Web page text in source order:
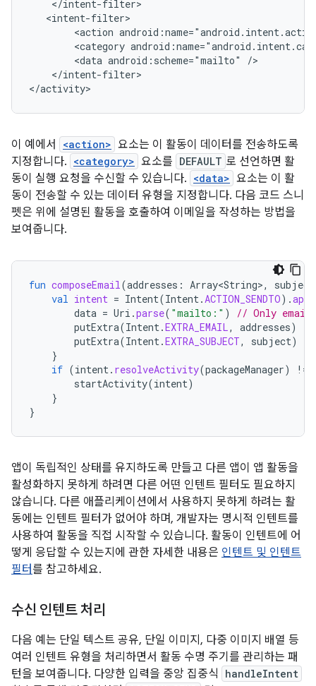
<action
<category
<data android:scheme="mailto"
</intent-filter>
이 예에서 <action> 요소는 이 활동이 데이터를 전송하도록
지정합니다. <category> 요소를 DEFAULT 로 선언하면 활
동이 실행 요청을 수신할 수 있습니다. <data> 요소는 이 활
동이 전송할 수 있는 데이터 유형을 지정합니다. 다음 코드 스니
펫은 위에 설명된 활동을 호출하여 이메일을 작성하는 방법을
보여줍니다.
fun composeEmail(addresses : Array<String>, subject
val intent = Intent(Intent.ACTION_SENDTO).
data = Uri .parse( "mailto:" )
// Only email
putExtra(Intent.EXTRA_EMAIL, addresses)
putExtra(Intent.EXTRA_SUBJECT, subject)
}
if (intent. resolveActivity(packageManager) !=
startActivity(intent)
}
}
앱이 독립적인 상태를 유지하도록 만들고 다른 앱이 앱 활동을
활성화하지 못하게 하려면 다른 어떤 인텐트 필터도 필요하지
않습니다. 다른 애플리케이션에서 사용하지 못하게 하려는 활
동에는 인텐트 필터가 없어야 하며, 개발자는 명시적 인텐트를
사용하여 활동을 직접 시작할 수 있습니다. 활동이 인텐트에 어
떻게 응답할 수 있는지에 관한 자세한 내용은 인텐트 및 인텐트
필터를 참고하세요.
수신 인텐트 처리
다음 예는 단일 텍스트 공유, 단일 이미지, 다중 이미지 배열 등
여러 인텐트 유형을 처리하면서 활동 수명 주기를 관리하는 패
턴을 보여줍니다. 다양한 입력을 중앙 집중식
handleIntent